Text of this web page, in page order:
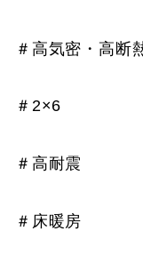
＃高気密・高断
＃2×6
＃高耐震
＃床暖房